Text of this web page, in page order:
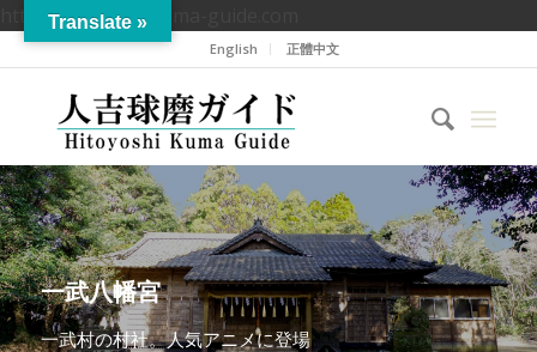
https://hitoyoshikuma-guide.com
English 正體中文
一武八幡宮
一武村の村社。人気アニメに登場
Translate »